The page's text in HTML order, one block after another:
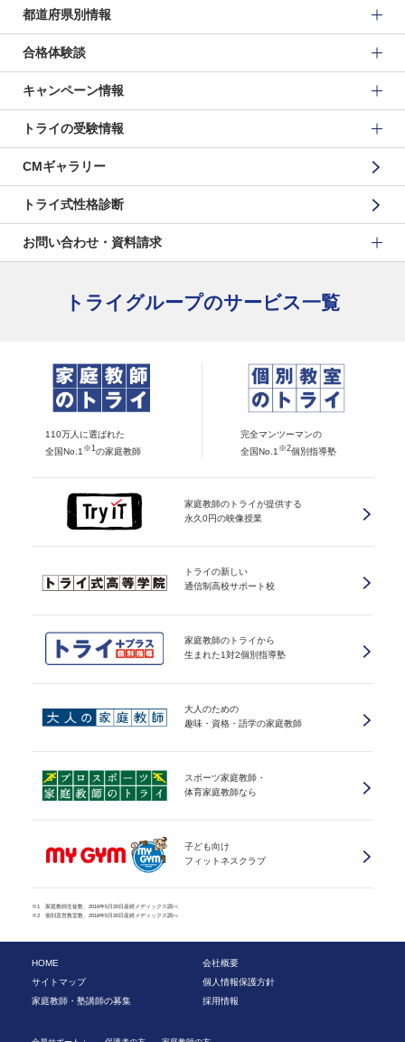
都道府県別情報
合格体験談
キャンペーン情報
トライの受験情報
CMギャラリー
トライ式性格診断
お問い合わせ・資料請求
トライグループのサービス一覧
110万人に選ばれた
全国No.1 ※1 の家庭教師
完全マンツーマンの
全国No.1 ※2個別指導塾
家庭教師のトライが提供する
永久0円の映像授業
トライの新しい
通信制高校サポート校
家庭教師のトライから
生まれた1対2個別指導塾
大人のための
趣味・資格・語学の家庭教師
スポーツ家庭教師・
体育家庭教師なら
子ども向け
フィットネスクラブ
※1 家庭教師生徒数、2016年5月20日産經メディックス調べ
※2 個別直営教室数、2016年5月20日産經メディックス調べ
HOME
会社概要
サイトマップ
個人情報保護方針
家庭教師・塾講師の募集
採用情報